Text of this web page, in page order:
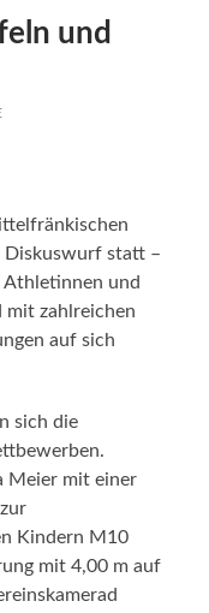
und
Diskuswurf statt –
Athletinnen und
mit zahlreichen
auf sich
sich die
Meier mit einer
Kindern M10
mit 4,00 m auf